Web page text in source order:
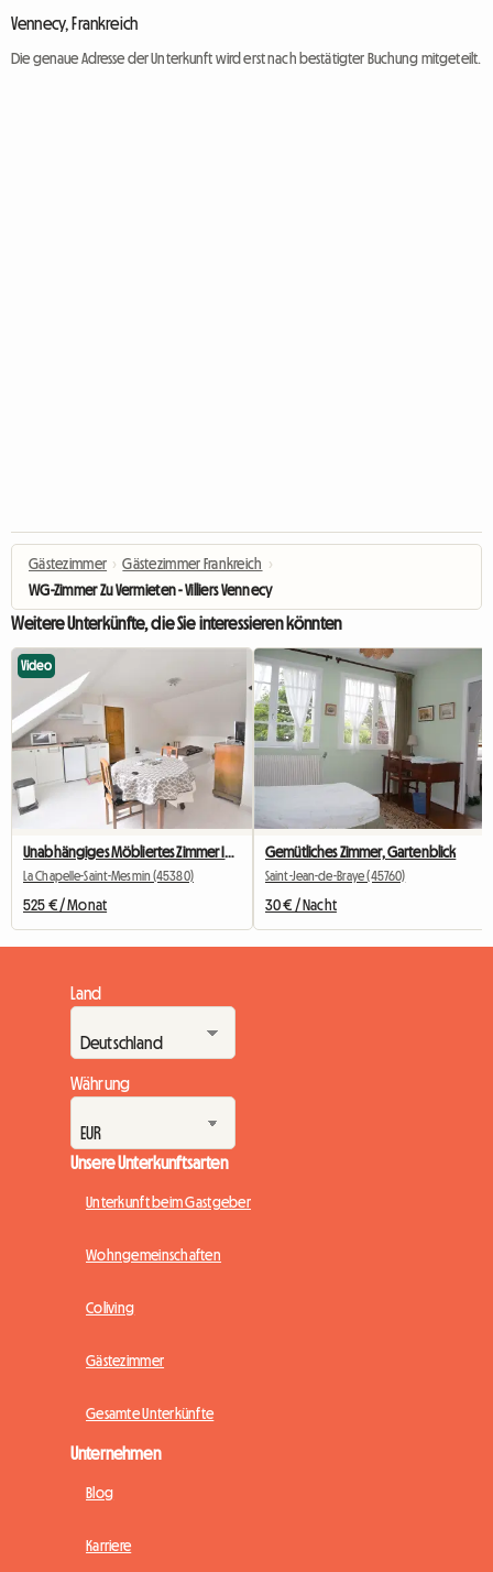
Vennecy, Frankreich
Die genaue Adresse der Unterkunft wird erst nach bestätigter Buchung mitgeteilt.
Gästezimmer › Gästezimmer Frankreich ›
WG-Zimmer Zu Vermieten - Villiers Vennecy
Weitere Unterkünfte, die Sie interessieren könnten
Video
La Chapelle-Saint-Mesmin (45380)
525 € / Monat
Gemütliches Zimmer, Gartenblick
Saint-Jean-de-Braye (45760)
30 € / Nacht
Land
Währung
Unsere Unterkunftsarten
Unterkunft beim Gastgeber
Wohngemeinschaften
Coliving
Gästezimmer
Gesamte Unterkünfte
Unternehmen
Blog
Karriere